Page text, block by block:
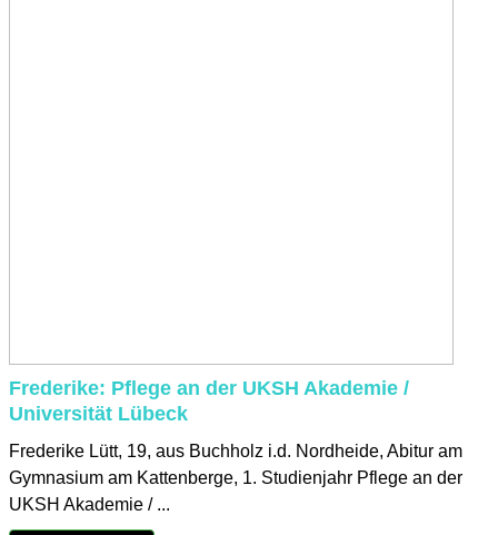
Frederike: Pflege an der UKSH Akademie /
Universität Lübeck
Frederike Lütt, 19, aus Buchholz i.d. Nordheide, Abitur am
Gymnasium am Kattenberge, 1. Studienjahr Pflege an der
UKSH Akademie / ...